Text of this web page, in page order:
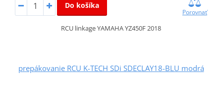
Do košíka
Porovnať
RCU linkage YAMAHA YZ450F 2018
prepákovanie RCU K-TECH SDi SDECLAY18-BLU modrá